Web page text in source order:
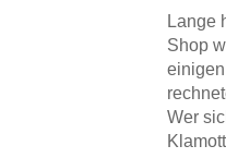
Lange
Shop
Wer